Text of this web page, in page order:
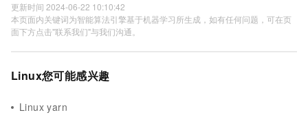
更新时间 2024-06-22 10:10:42
本页面内关键词为智能算法引擎基于机器学习所生成，如有任何问题，可在页
面下方点击"联系我们"与我们沟通。
Linux您可能感兴趣
Linux yarn